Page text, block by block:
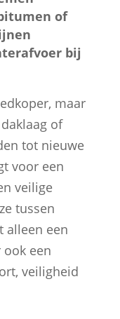
of
bij
maar
of
tot nieuwe
voor een
veilige
tussen
alleen een
een
veiligheid